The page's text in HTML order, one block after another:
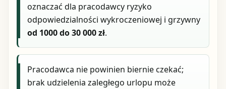
oznaczać dla pracodawcy ryzyko
odpowiedzialności wykroczeniowej i grzywny
od 1000 do 30 000 zł.
Pracodawca nie powinien biernie czekać;
brak udzielenia zaległego urlopu może